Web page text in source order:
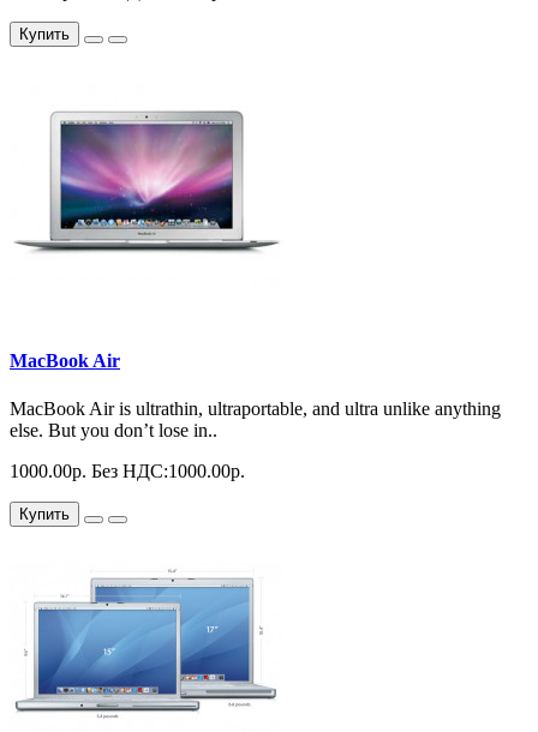
Купить
MacBook Air
MacBook Air is ultrathin, ultraportable, and ultra unlike anything
else. But you don’t lose in..
1000.00р. Без НДС:1000.00р.
Купить